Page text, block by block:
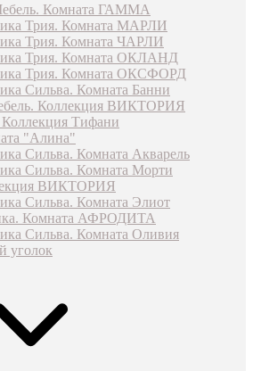
Комната ГАММА
Трия. Комната МАРЛИ
Трия. Комната ЧАРЛИ
Трия. Комната ОКЛАНД
Трия. Комната ОКСФОРД
Сильва. Комната Банни
Коллекция ВИКТОРИЯ
Тифани
"Алина"
Сильва. Комната Акварель
Сильва. Комната Морти
ВИКТОРИЯ
Сильва. Комната Элиот
Комната АФРОДИТА
Сильва. Комната Оливия
уголок